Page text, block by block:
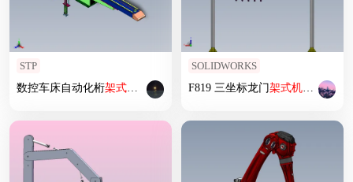
STP
数控车床自动化桁架式机械手
SOLIDWORKS
F819 三坐标龙门架式机械手